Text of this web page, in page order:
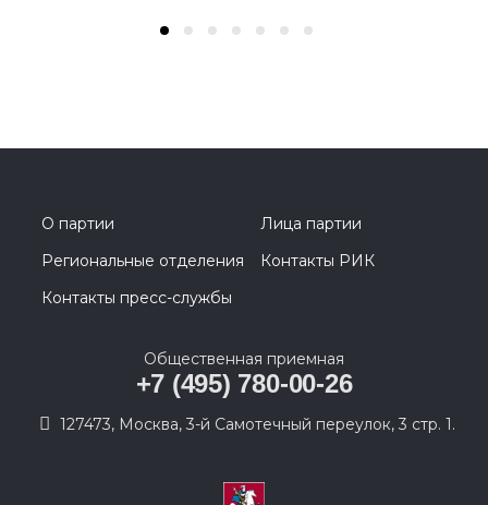
О партии
Лица партии
Региональные отделения
Контакты РИК
Контакты пресс-службы
Общественная приемная
+7 (495) 780-00-26
127473, Москва, 3-й Самотечный переулок, 3 стр. 1.